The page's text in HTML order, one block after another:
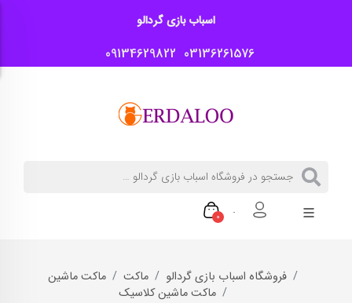
اسباب بازی گردالو
03136261576
09134629822
0
فروشگاه اسباب بازی گردالو ماکت
ماکت ماشین
ماکت ماشین کلاسیک